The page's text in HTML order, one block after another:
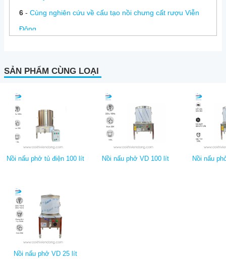
6- Cùng nghiên cứu về cấu tạo nồi chưng cất rượu Viễn
Đông
SẢN PHẨM CÙNG LOẠI
Nồi nấu phở tủ điện 100 lít Nồi nấu phở VD 100 lít Nồi nấu
Nồi nấu phở VD 25 lít